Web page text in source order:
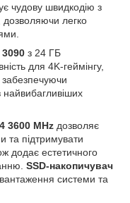
чудову швидкодію з
легко
3090 з 24 ГБ
для 4K-геймінгу,
найвибагливіших
3600 MHz дозволяє
та підтримувати
додає естетичного
SSD-накопичувач
системи та